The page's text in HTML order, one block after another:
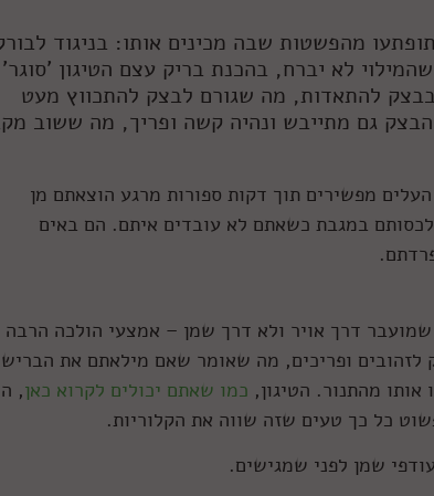
מהפשטות שבה מכינים אותו: בניגוד
לא יברח, בהכנת בריק עצם הטיגון 'סוגר'
להתאדות, מה שגורם לבצק להתכווץ מעט
הבצק גם מתייבש ונהיה קשה ופריך, מה ששוב
מפשירים תוך דקות ספורות מרגע הוצאתם מן
במגבת כשאתם לא עובדים איתם. הם באים
דרך אויר ולא דרך שמן – אמצעי הולכה הרבה
לזהובים ופריכים, מה שאומר שאם מילאתם את הבריש
מהתנור. הטיגון, כמו שאתם יכולים לקרוא כאן,
כל כך טעים שזה שווה את הקלוריות.
שמן לפני שמגישים.